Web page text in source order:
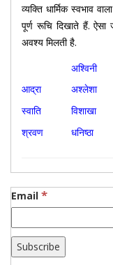
व्यक्ति धार्मिक स्वभाव
पूर्ण रूचि दिखाते हैं.
अवश्य मिलती है.
अश्विनी
आद्रा
अश्लेशा
स्वाति
विशाखा
श्रवण
धनिष्ठा
Email *